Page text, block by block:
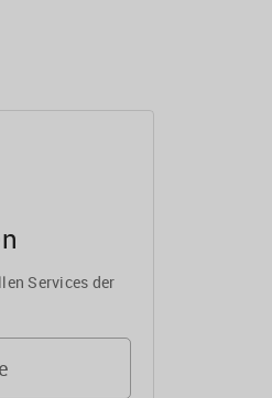
Services der